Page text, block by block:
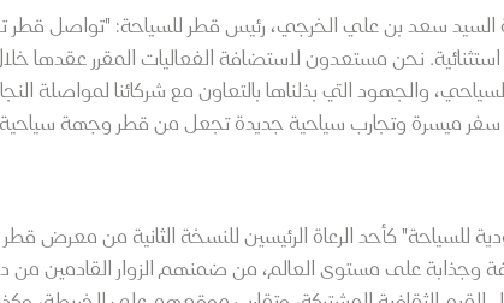
سعد بن علي الخرجي، رئيس قطر للسياحة: "تواصل قطر
استثنائية. نحن مستعدون لاستضافة الفعاليات المقرر عقدها
والجهود التي بذلناها بالتعاون مع شركائنا
سفر ميسرة وتجارب سياحية جديدة تجعل من قطر وجهة سياحية
للسياحة" كأحد الرعاة الرئيسين للنسخة الثانية من معرض
على مستوى العالم، من ضمنهم الزوار القادمين من